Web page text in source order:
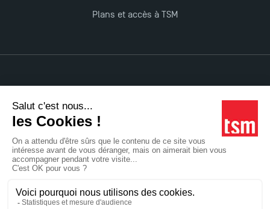
Plans et accès à TSM
Accessibilité : non conforme
Tous droits réservés